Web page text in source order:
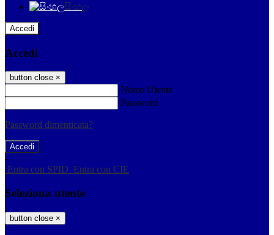
සිංහල
Accedi
Accedi
button close ×
Nome Utente
Password
Password dimenticata?
-
Entra con SPID Entra con CIE
Seleziona utente
button close ×